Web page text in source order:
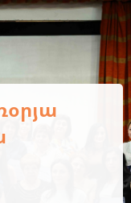
մարզի
եռօրյա